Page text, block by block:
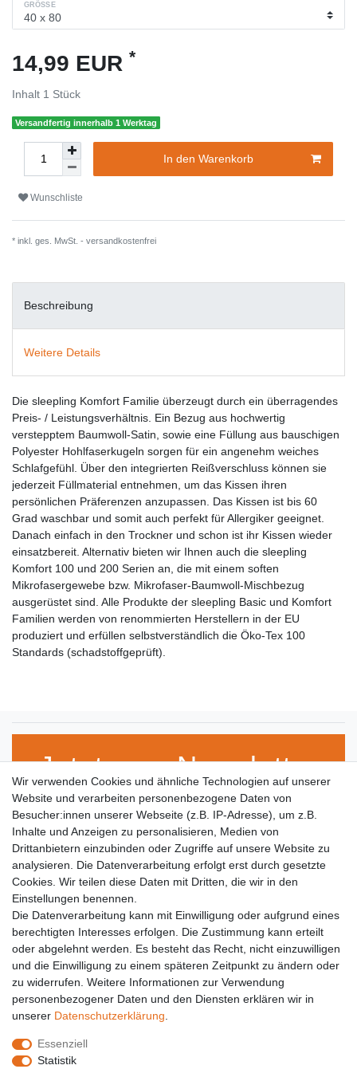
GRÖSSE
14,99 EUR *
Inhalt 1 Stück
Versandfertig innerhalb 1 Werktag
In den Warenkorb
Wunschliste
* inkl. ges. MwSt. - versandkostenfrei
Beschreibung
Weitere Details
Die sleepling Komfort Familie überzeugt durch ein überragendes
Preis- / Leistungsverhältnis. Ein Bezug aus hochwertig
verstepptem Baumwoll-Satin, sowie eine Füllung aus bauschigen
Polyester Hohlfaserkugeln sorgen für ein angenehm weiches
Schlafgefühl. Über den integrierten Reißverschluss können sie
jederzeit Füllmaterial entnehmen, um das Kissen ihren
persönlichen Präferenzen anzupassen. Das Kissen ist bis 60
Grad waschbar und somit auch perfekt für Allergiker geeignet.
Danach einfach in den Trockner und schon ist ihr Kissen wieder
einsatzbereit. Alternativ bieten wir Ihnen auch die sleepling
Komfort 100 und 200 Serien an, die mit einem soften
Mikrofasergewebe bzw. Mikrofaser-Baumwoll-Mischbezug
ausgerüstet sind. Alle Produkte der sleepling Basic und Komfort
Familien werden von renommierten Herstellern in der EU
produziert und erfüllen selbstverständlich die Öko-Tex 100
Standards (schadstoffgeprüft).
Jetzt zum Newsletter
anmelden!
VORNAME NACHNAME
Hiermit bestätige ich, dass ich dieDaten­schutz­erklärunggelesen habe. Meine
Einwilligung kann ich jederzeit widerrufen.**
Abonnieren
Wir verwenden Cookies und ähnliche Technologien auf unserer
Website und verarbeiten personenbezogene Daten von
Besucher:innen unserer Webseite (z.B. IP-Adresse), um z.B.
Inhalte und Anzeigen zu personalisieren, Medien von
Drittanbietern einzubinden oder Zugriffe auf unsere Website zu
analysieren. Die Datenverarbeitung erfolgt erst durch gesetzte
Cookies. Wir teilen diese Daten mit Dritten, die wir in den
Einstellungen benennen.
Die Datenverarbeitung kann mit Einwilligung oder aufgrund eines
berechtigten Interesses erfolgen. Die Zustimmung kann erteilt
oder abgelehnt werden. Es besteht das Recht, nicht einzuwilligen
und die Einwilligung zu einem späteren Zeitpunkt zu ändern oder
zu widerrufen. Weitere Informationen zur Verwendung
personenbezogener Daten und den Diensten erklären wir in
unserer Daten­schutz­erklärung
Essenziell
Statistik